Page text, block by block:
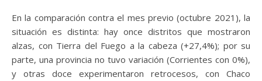
En la comparación contra el mes previo (octubre 2021), la
situación es distinta: hay once distritos que mostraron
alzas, con Tierra del Fuego a la cabeza (+27,4%); por su
parte, una provincia no tuvo variación (Corrientes con 0%),
y otras doce experimentaron retrocesos, con Chaco